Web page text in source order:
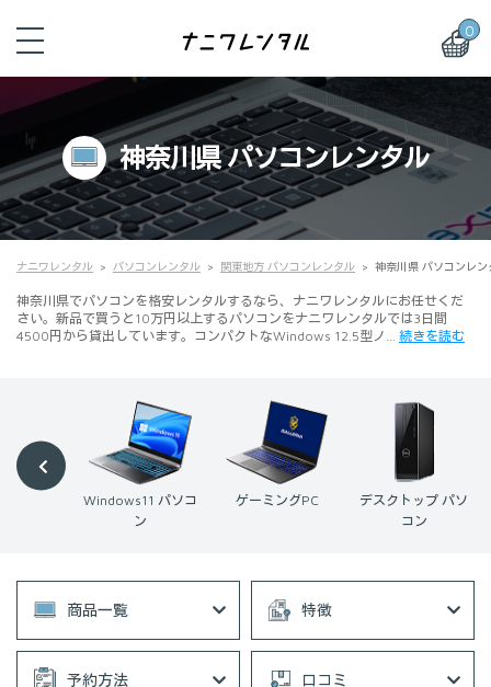
0
神奈川県 パソコンレンタル
ナニワレンタル パソコンレンタル 関東地方 パソコンレンタル 神奈川県 パソコンレン
神奈川県でパソコンを格安レンタルするなら、ナニワレンタルにお任せくだ
さい。新品で買うと10万円以上するパソコンをナニワレンタルでは3日間
4500円から貸出しています。コンパクトなWindows 12.5型ノ… 続きを読む
Windows11 パソコ
ン
ゲーミングPC
デスクトップ パソ
コン
商品一覧 特徴
予約方法 口コミ